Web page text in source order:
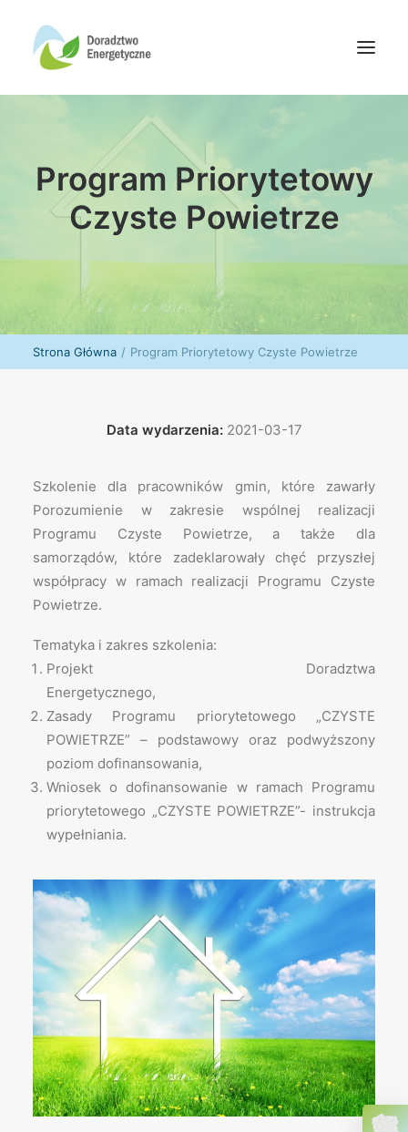
Aktualności
Wydarzenia
Oferta finansowania
Wiedza
Program Priorytetowy
Czyste Powietrze
Strona Główna Program Priorytetowy Czyste Powietrze
Data wydarzenia:2021-03-17
Szkolenie dla pracowników gmin, które zawarły
Porozumienie w zakresie wspólnej realizacji
Programu Czyste Powietrze, a także dla
samorządów, które zadeklarowały chęć przyszłej
współpracy w ramach realizacji Programu Czyste
Powietrze.
Tematyka i zakres szkolenia:
Projekt Doradztwa
Zasady Programu priorytetowego „CZYSTE
POWIETRZE” – podstawowy oraz podwyższony
poziom dofinansowania,
Wniosek o dofinansowanie w ramach Programu
priorytetowego „CZYSTE POWIETRZE”- instrukcja
wypełniania.